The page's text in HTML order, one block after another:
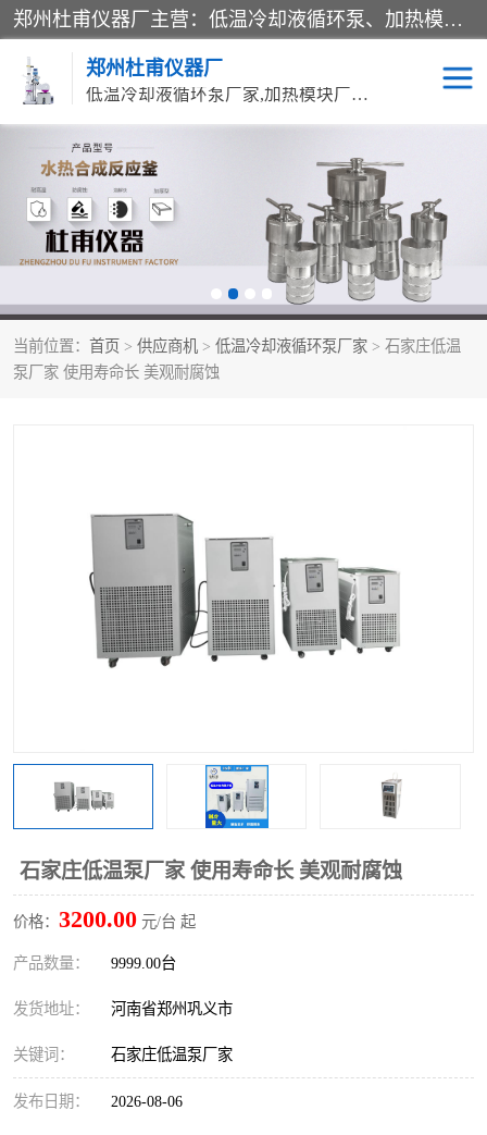
郑州杜甫仪器厂主营：低温冷却液循环泵、加热模块、水热合成反应釜、水油浴锅、旋转蒸发器、循环水真空泵等产品。郑州杜甫仪器厂在众多的教学仪器行业中依靠科技力量扬长避短、迅速发展，成为国家教委*生产教学仪器的厂家，产品具有国内良好水平，主导产品通过ISO9002质量认证。
郑州杜甫仪器厂
低温冷却液循环泵厂家,加热模块厂家,水热合成反应釜厂家,水油浴锅厂家,旋转蒸发器厂家
当前位置： 首页 > 供应商机 > 低温冷却液循环泵厂家 > 石家庄低温
泵厂家 使用寿命长 美观耐腐蚀
石家庄低温泵厂家 使用寿命长 美观耐腐蚀
价格： 3200.00 元/台 起
产品数量： 9999.00台
发货地址： 河南省郑州巩义市
关键词： 石家庄低温泵厂家
发布日期： 2026-08-06
循环水真空泵厂家 水热合成反应釜厂家
低温冷却液循环泵厂家 加热模块厂家
气流烘干器
旋转蒸发器厂家 双层玻璃反应釜10L
多功能水浴锅
单层玻璃反应釜 低温恒温反应浴槽
磁力搅拌器 电动搅拌器